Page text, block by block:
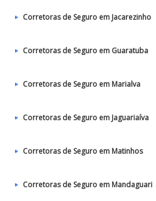
Corretoras de Seguro em Jacarezinho
Corretoras de Seguro em Guaratuba
Corretoras de Seguro em Marialva
Corretoras de Seguro em Jaguariaíva
Corretoras de Seguro em Matinhos
Corretoras de Seguro em Mandaguari